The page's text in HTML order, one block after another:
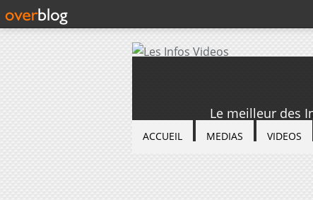
Le meilleur des
ACCUEIL MEDIAS VIDEOS